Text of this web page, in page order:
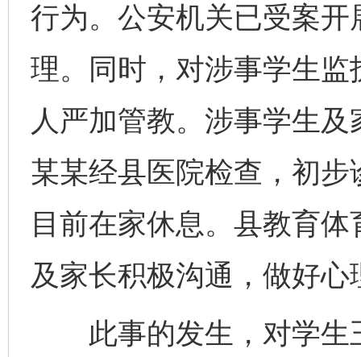
行为。公安机关已受案
理。同时，对涉事学生
人严加管教。涉事学生
某某经县医院检查，初步
目前在家休息。县教育
及家长积极沟通，做好心
此事的发生，对学生